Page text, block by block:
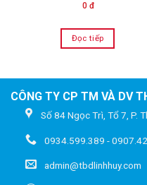
0 đ
Đọc tiếp
CÔNG TY CP TM VÀ DV
Số 84 Ngọc Trì, Tổ 7, P.
0934.599.389 -
admin@tbdlinhhuy.com